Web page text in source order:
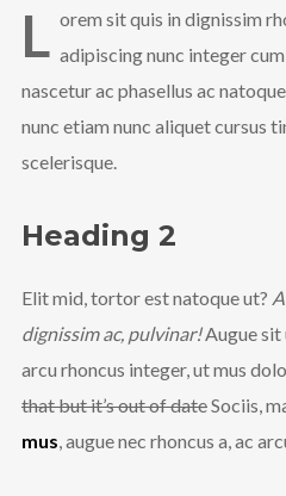
L orem sit quis in dignissim
adipiscing nunc integer
nascetur ac phasellus ac
nunc etiam nunc aliquet cursus
scelerisque.
Heading 2
Elit mid, tortor est natoque ut?
dignissim ac, pulvinar!Augue sit
arcu rhoncus integer, ut mus
that but it’s out of dateSociis,
mus, augue nec rhoncus a, ac